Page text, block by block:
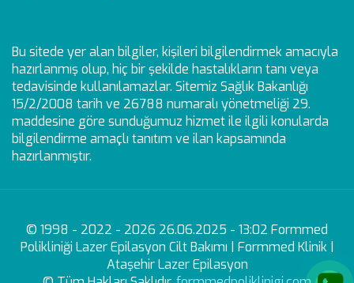
Bu sitede yer alan bilgiler, kişileri bilgilendirmek amacıyla
hazırlanmış olup, hiç bir şekilde hastalıkların tanı veya
tedavisinde kullanılamazlar. Sitemiz Sağlık Bakanlığı
15/2/2008 tarih ve 26788 numaralı yönetmeliği 29.
maddesine göre sunduğumuz hizmet ile ilgili konularda
bilgilendirme amaçlı tanıtım ve ilan kapsamında
hazırlanmıştır.
© 1998 - 2022 - 2026 26.06.2025 - 13:02 Formmed
Polikliniği Lazer Epilasyon Cilt Bakımı | Formmed Klinik |
Ataşehir Lazer Epilasyon